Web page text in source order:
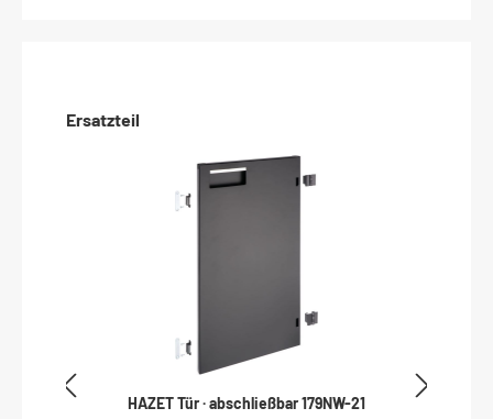
Ersatzteil
HAZET Tür · abschließbar 179NW-21